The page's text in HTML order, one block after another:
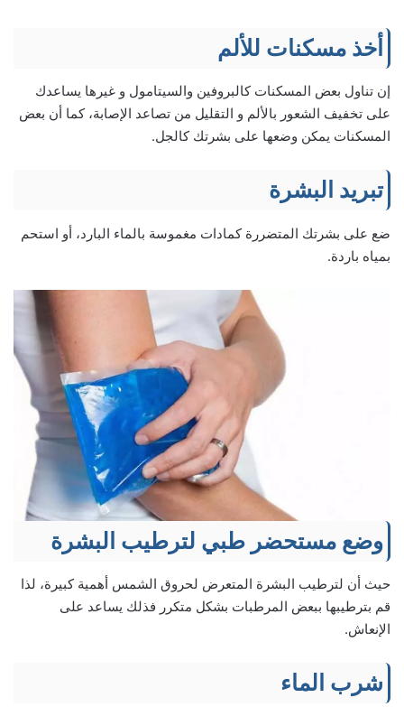
أخذ مسكنات للألم
إن تناول بعض المسكنات كالبروفين والسيتامول و غيرها يساعدك
على تخفيف الشعور بالألم و التقليل من تصاعد الإصابة، كما أن بعض
المسكنات يمكن وضعها على بشرتك كالجل.
تبريد البشرة
ضع على بشرتك المتضررة كمادات مغموسة بالماء البارد، أو استحم
بمياه باردة.
وضع مستحضر طبي لترطيب البشرة
حيث أن لترطيب البشرة المتعرض لحروق الشمس أهمية كبيرة، لذا
قم بترطيبها ببعض المرطبات بشكل متكرر فذلك يساعد على
الإنعاش.
شرب الماء